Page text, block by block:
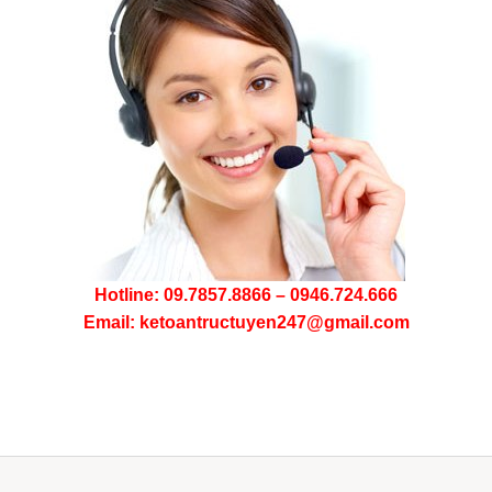
Hotline: 09.7857.8866 – 0946.724.666
Email: ketoantructuyen247@gmail.com